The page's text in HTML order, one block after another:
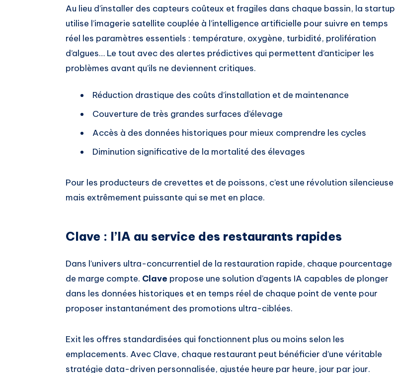
Au lieu d’installer des capteurs coûteux et fragiles dans chaque bassin, la startup
utilise l’imagerie satellite couplée à l’intelligence artificielle pour suivre en temps
réel les paramètres essentiels : température, oxygène, turbidité, prolifération
d’algues… Le tout avec des alertes prédictives qui permettent d’anticiper les
problèmes avant qu’ils ne deviennent critiques.
Réduction drastique des coûts d’installation et de maintenance
Couverture de très grandes surfaces d’élevage
Accès à des données historiques pour mieux comprendre les cycles
Diminution significative de la mortalité des élevages
Pour les producteurs de crevettes et de poissons, c’est une révolution silencieuse
mais extrêmement puissante qui se met en place.
Clave : l’IA au service des restaurants rapides
Dans l’univers ultra-concurrentiel de la restauration rapide, chaque pourcentage
de marge compte. Clave propose une solution d’agents IA capables de plonger
dans les données historiques et en temps réel de chaque point de vente pour
proposer instantanément des promotions ultra-ciblées.
Exit les offres standardisées qui fonctionnent plus ou moins selon les
emplacements. Avec Clave, chaque restaurant peut bénéficier d’une véritable
stratégie data-driven personnalisée, ajustée heure par heure, jour par jour.